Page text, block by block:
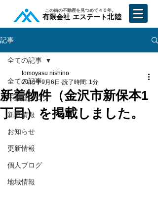
​この街の不動産を見つめて４０年。
​有限会社 エステート北陸
記事
全ての記事
不動産ブログ
新着情報
お知らせ
更新情報
個人ブログ
地域情報
全ての記事
新着物件（金沢市新保本1
丁目）を掲載しました。
tomoyasu nishino
2016年9月6日 読了時間: 1分